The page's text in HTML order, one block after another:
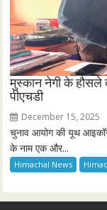
मुस्कान नेगी के हौसले
पीएचडी
December 15, 2025
चुनाव आयोग की यूथ
के नाम एक और...
Himachal News